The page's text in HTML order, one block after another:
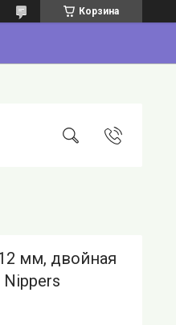
Корзина
мм, двойная
Nippers